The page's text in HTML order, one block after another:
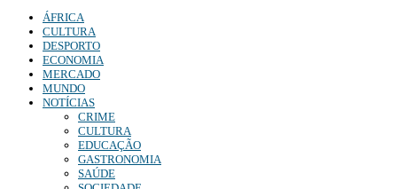
ÁFRICA
CULTURA
DESPORTO
ECONOMIA
MERCADO
MUNDO
NOTÍCIAS
CRIME
CULTURA
EDUCAÇÃO
GASTRONOMIA
SAÚDE